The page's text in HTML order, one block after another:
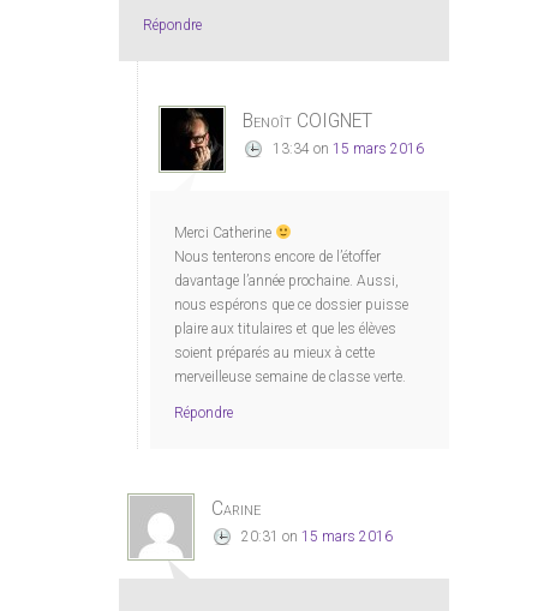
Répondre
Benoît COIGNET
13:34 on 15 mars 2016
Merci Catherine
Nous tenterons encore de l’étoffer
davantage l’année prochaine. Aussi,
nous espérons que ce dossier puisse
plaire aux titulaires et que les élèves
soient préparés au mieux à cette
merveilleuse semaine de classe verte.
Répondre
Carine
20:31 on 15 mars 2016